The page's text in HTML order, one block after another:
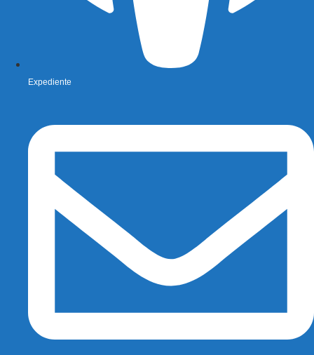
Expediente